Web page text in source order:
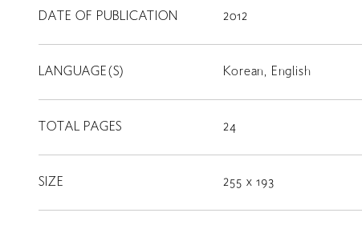
DATE OF PUBLICATION 2012
LANGUAGE(S) Korean, English
TOTAL PAGES 24
SIZE 255 x 193